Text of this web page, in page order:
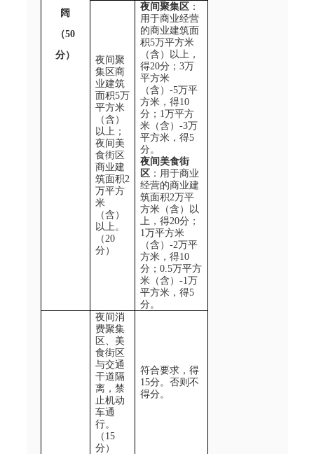
阔
（50
分）
夜间聚
集区商
业建筑
面积5万
平方米
（含）
以上 ；
夜间美
食街区
商业建
筑面积2
万平方
米
（含）
以上。
（ 20
分）
夜间聚集区：
用于商业经营
的商业建筑面
积5万平方米
（含）以上，
得20分； 3万
平方米
（含） -5万平
方米，得10
分； 1万平方
米（含） -3万
平方米，得5
分。
夜间美食街
区：用于商业
经营的商业建
筑面积2万平
方米（含）以
上，得20分；
1万平方米
（含） -2万平
方米，得10
分； 0.5万平方
米（含） -1万
平方米，得5
分。
夜间消
费聚集
区、美
食街区
与交通
干道隔
离，禁
止机动
车通
行。
（ 15
分）
符合要求，得
15分。否则不
得分。